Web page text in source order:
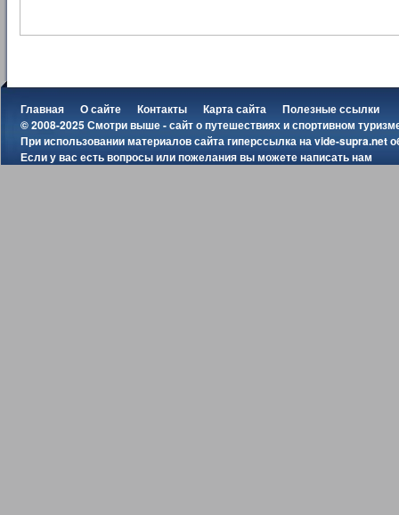
Главная О сайте Контакты Карта сайта
Полезные ссылки
© 2008-2025 Смотри выше - сайт о путешествиях и спортивном
При использовании материалов сайта гиперссылка наvide-supra.net
Если у вас есть вопросы или пожелания вы можетенаписать нам